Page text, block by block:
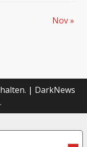
Nov »
| DarkNews